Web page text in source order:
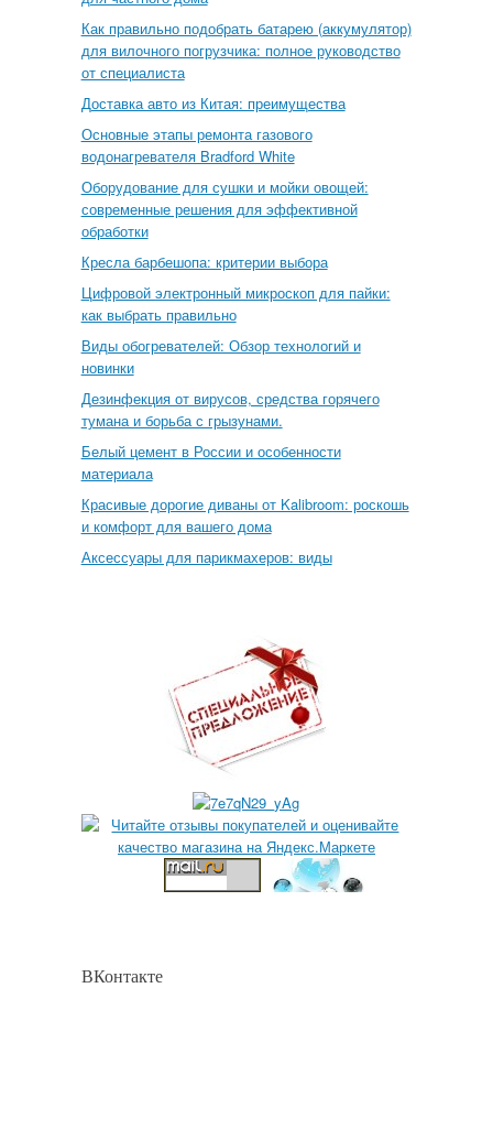
Как правильно подобрать батарею (аккумулятор)
для вилочного погрузчика: полное руководство
от специалиста
Доставка авто из Китая: преимущества
Основные этапы ремонта газового
водонагревателя Bradford White
Оборудование для сушки и мойки овощей:
современные решения для эффективной
обработки
Кресла барбешопа: критерии выбора
Цифровой электронный микроскоп для пайки:
как выбрать правильно
Виды обогревателей: Обзор технологий и
новинки
Дезинфекция от вирусов, средства горячего
тумана и борьба с грызунами.
Белый цемент в России и особенности
материала
Красивые дорогие диваны от Kalibroom: роскошь
и комфорт для вашего дома
Аксессуары для парикмахеров: виды
ВКонтакте